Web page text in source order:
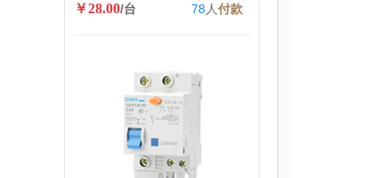
￥28.00/台 78 人付款